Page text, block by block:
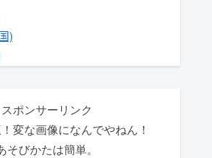
)
スポンサーリンク
変な画像になんでやねん！
そびかたは簡単。